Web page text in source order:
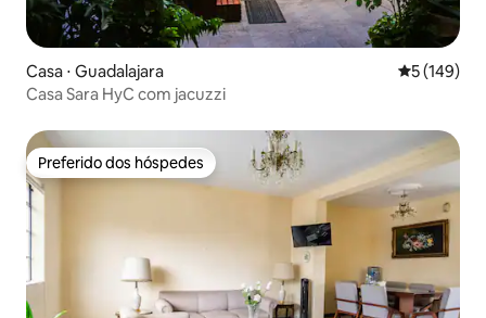
Casa ⋅ Guadalajara 5 de uma
5 (149)
Casa Sara HyC com jacuzzi
Preferido dos hóspedes
Preferido dos hóspedes